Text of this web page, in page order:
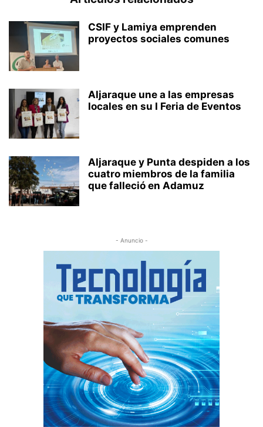
CSIF y Lamiya emprenden
proyectos sociales comunes
Aljaraque une a las empresas
locales en su I Feria de Eventos
Aljaraque y Punta despiden a los
cuatro miembros de la familia
que falleció en Adamuz
- Anuncio -